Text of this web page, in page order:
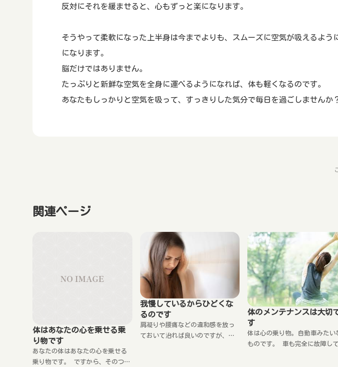
反対にそれを緩ませると、心もずっと楽になります。
そうやって柔軟になった上半身は今までよりも、スムーズに空気が吸えるよう
になります。
脳だけではありません。
たっぷりと新鮮な空気を全身に運べるようになれば、体も軽くなるのです。
あなたもしっかりと空気を吸って、すっきりした気分で毎日を過ごしませんか
関連ページ
体はあなたの心を乗せる乗
り物です
あなたの体はあなたの心を乗せる
乗り物です。 ですから、そのつも
我慢しているからひどくな
るのです
肩凝りや腰痛などの違和感を放っ
ておいて治れば良いのですが、多
体のメンテナンスは大切
す
体は心の乗り物。自動車みたい
ものです。 車も完全に故障し